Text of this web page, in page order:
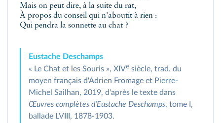
Mais on peut dire, à la suite du rat,
À propos du conseil qui n'aboutit à rien :
Qui pendra la sonnette au chat ?
Eustache Deschamps
« Le Chat et les Souris », XIVe siècle, trad. du
moyen français d'Adrien Fromage et Pierre-
Michel Sailhan, 2019, d'après le texte dans
Œuvres complètes d'Eustache Deschamps, tome I,
ballade LVIII, 1878-1903.